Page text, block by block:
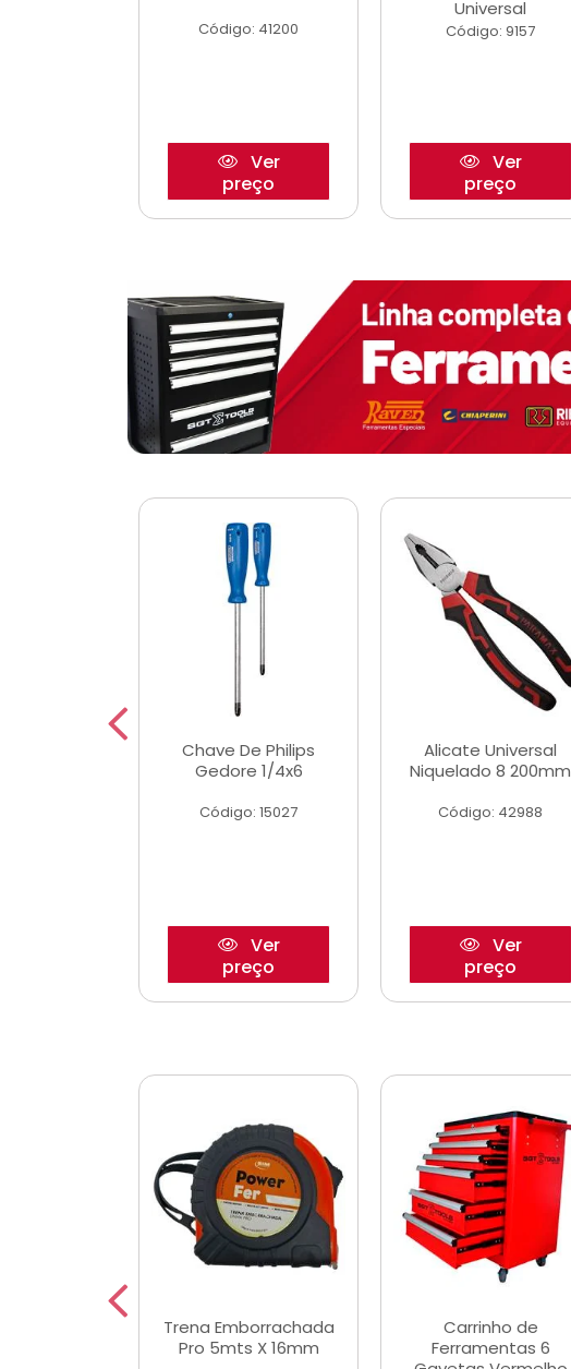
Código: 41200
Ver
preço
Universal
Código: 9157
Ver
preço
Chave De Philips
Gedore 1/4x6
Código: 15027
Ver
preço
Alicate Universal
Niquelado 8 200mm
Código: 42988
Ver
preço
Trena Emborrachada
Pro 5mts X 16mm
Carrinho de
Ferramentas 6